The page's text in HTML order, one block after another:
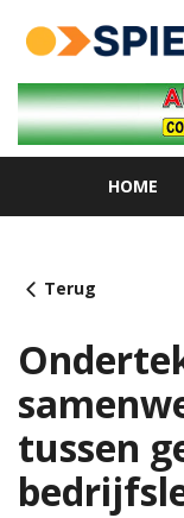
HOME
Terug
tussen